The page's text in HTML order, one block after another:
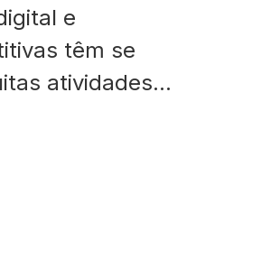
e
têm se
atividades
em um